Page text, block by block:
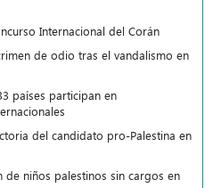
Internacional del Corán
de odio tras el vandalismo en
países participan en
del candidato pro-Palestina en
de niños palestinos sin cargos en